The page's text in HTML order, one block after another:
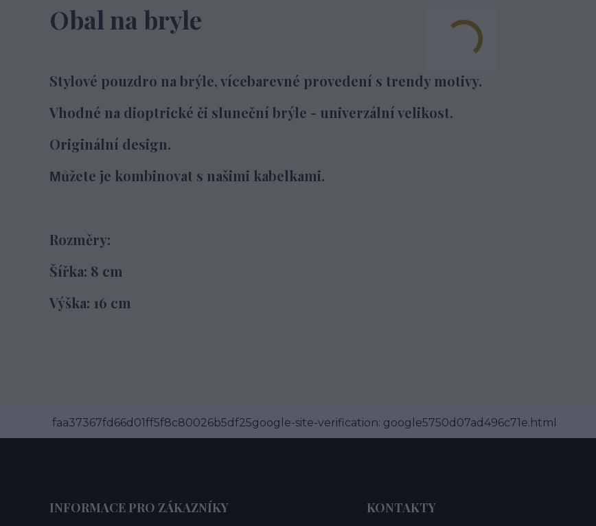
Obal na bryle
Stylové pouzdro na brýle, vícebarevné provedení s trendy motivy.
Vhodné na dioptrické či sluneční brýle - univerzální velikost.
Originální design.
Můžete je kombinovat s našimi kabelkami.
Rozměry:
Šířka: 8 cm
Výška: 16 cm
faa37367fd66d01ff5f8c80026b5df25google-site-verification: google5750d07ad496c71e.html
INFORMACE PRO ZÁKAZNÍKY KONTAKTY